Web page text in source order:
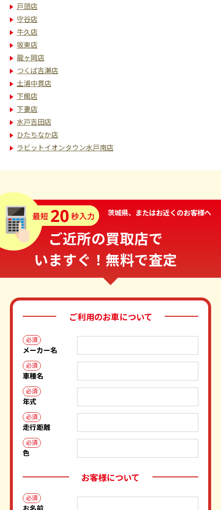
戸頭店
守谷店
牛久店
坂東店
龍ヶ岡店
つくば吉瀬店
土浦中貫店
下館店
下妻店
水戸吉田店
ひたちなか店
ラビットイオンタウン水戸南店
茨城県、またはお近くのお客様へ
ご近所の買取店で
いますぐ！無料で査定
ご利用のお車について
必須
メーカー名
必須
車種名
必須
年式
必須
走行距離
必須
色
お客様について
必須
お名前